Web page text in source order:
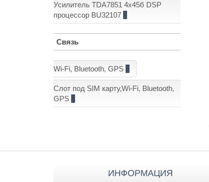
Усилитель TDA7851 4x45б DSP
процессор BU32107 1
Связь
Wi-Fi, Bluetooth, GPS 1
Слот под SIM карту,Wi-Fi, Bluetooth,
GPS 7
ИНФОРМАЦИЯ